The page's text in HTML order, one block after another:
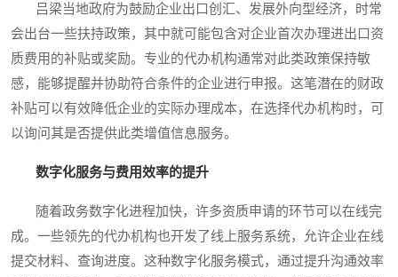
吕梁当地政府为鼓励企业出口创汇、发展外向型经济，时常
会出台一些扶持政策，其中就可能包含对企业首次办理进出口资
质费用的补贴或奖励。专业的代办机构通常对此类政策保持敏
感，能够提醒并协助符合条件的企业进行申报。这笔潜在的财政
补贴可以有效降低企业的实际办理成本，在选择代办机构时，可
以询问其是否提供此类增值信息服务。
数字化服务与费用效率的提升
随着政务数字化进程加快，许多资质申请的环节可以在线完
成。一些领先的代办机构也开发了线上服务系统，允许企业在线
提交材料、查询进度。这种数字化服务模式，通过提升沟通效率